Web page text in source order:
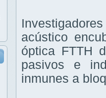
acústico
óptica FTTH
pasivos e
inmunes a